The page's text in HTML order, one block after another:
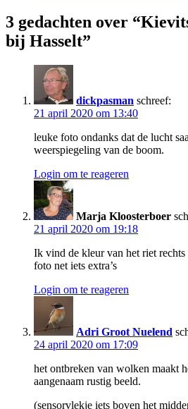
3 gedachten over
bij Hasselt”
dickpasman schreef:
21 april 2020 om 13:40
leuke foto ondanks dat de lucht
weerspiegeling van de boom.
Login om te reageren
Marja Kloosterboer
21 april 2020 om 19:18
Ik vind de kleur van het riet
foto net iets extra’s
Login om te reageren
Adri Groot Nuelend
24 april 2020 om 17:09
het ontbreken van wolken maakt
aangenaam rustig beeld.
(sensorvlekje iets boven het